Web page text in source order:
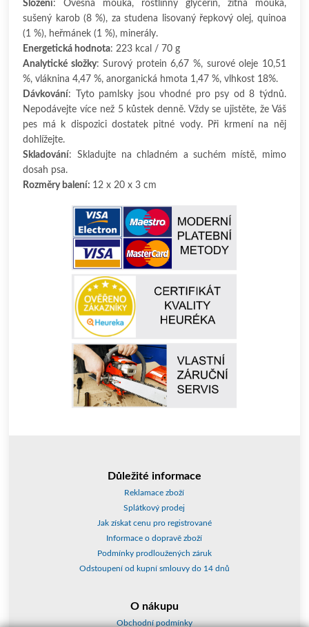
Složení: Ovesná mouka, rostlinný glycerin, žitná mouka,
sušený karob (8 %), za studena lisovaný řepkový olej, quinoa
(1 %), heřmánek (1 %), minerály.
Energetická hodnota: 223 kcal / 70 g
Analytické složky: Surový protein 6,67 %, surové oleje 10,51
%, vláknina 4,47 %, anorganická hmota 1,47 %, vlhkost 18%.
Dávkování: Tyto pamlsky jsou vhodné pro psy od 8 týdnů.
Nepodávejte více než 5 kůstek denně. Vždy se ujistěte, že Váš
pes má k dispozici dostatek pitné vody. Při krmení na něj
dohlížejte.
Skladování: Skladujte na chladném a suchém místě, mimo
dosah psa.
Rozměry balení: 12 x 20 x 3 cm
Důležité informace
Reklamace zboží
Splátkový prodej
Jak získat cenu pro registrované
Informace o dopravě zboží
Podmínky prodloužených záruk
Odstoupení od kupní smlouvy do 14 dnů
O nákupu
Obchodní podmínky